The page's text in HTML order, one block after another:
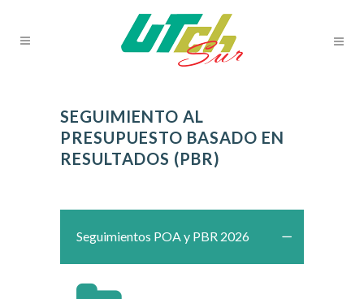
SEGUIMIENTO AL
PRESUPUESTO BASADO EN
RESULTADOS (PBR)
Seguimientos POA y PBR 2026